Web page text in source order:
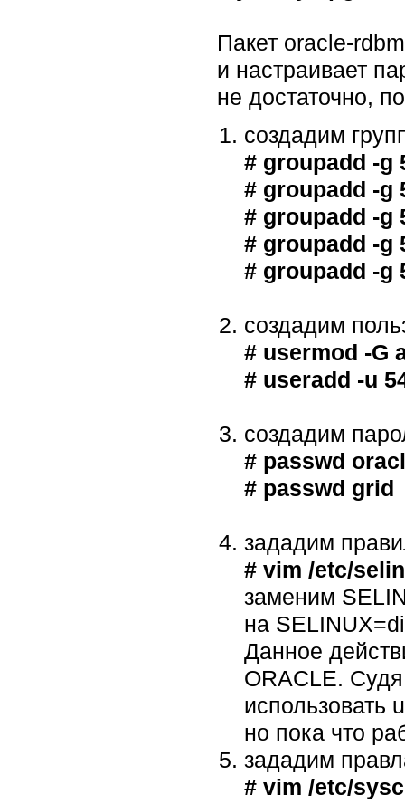
Пакет oracle-
и настраивает
не достаточно,
создадим
# groupadd -g
# groupadd -g
# groupadd -g
# groupadd -g
# groupadd -g
создадим
# usermod -G
# useradd -u
создадим
# passwd
# passwd grid
зададим
# vim /etc/
заменим
на
Данное
ORACLE.
использовать
но пока что
зададим
# vim /etc/